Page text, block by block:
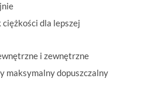
dla lepszej
i zewnętrzne
maksymalny dopuszczalny